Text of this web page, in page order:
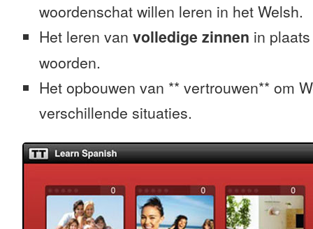
woordenschat willen leren in het Welsh.
Het leren van volledige zinnen in
woorden.
Het opbouwen van ** vertrouwen** om
verschillende situaties.